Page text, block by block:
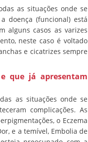
as situações onde se
doença (funcional) está
alguns casos as varizes
neste caso é voltado
e cicatrizes sempre
que já apresentam
as situações onde se
complicações. As
o Eczema
e a temível, Embolia de